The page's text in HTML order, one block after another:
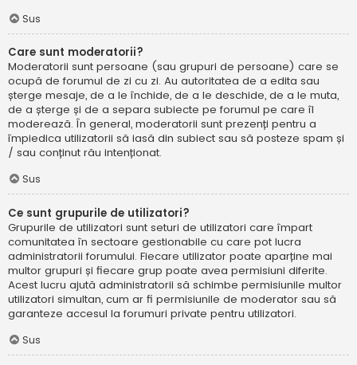
Sus
Care sunt moderatorii?
Moderatorii sunt persoane (sau grupuri de persoane) care se
ocupă de forumul de zi cu zi. Au autoritatea de a edita sau
șterge mesaje, de a le închide, de a le deschide, de a le muta,
de a șterge și de a separa subiecte pe forumul pe care îl
moderează. În general, moderatorii sunt prezenți pentru a
împiedica utilizatorii să iasă din subiect sau să posteze spam și
/ sau conținut rău intenționat.
Sus
Ce sunt grupurile de utilizatori?
Grupurile de utilizatori sunt seturi de utilizatori care împart
comunitatea în sectoare gestionabile cu care pot lucra
administratorii forumului. Fiecare utilizator poate aparține mai
multor grupuri și fiecare grup poate avea permisiuni diferite.
Acest lucru ajută administratorii să schimbe permisiunile multor
utilizatori simultan, cum ar fi permisiunile de moderator sau să
garanteze accesul la forumuri private pentru utilizatori.
Sus